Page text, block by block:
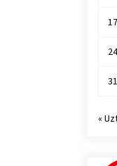
17
24
31
«